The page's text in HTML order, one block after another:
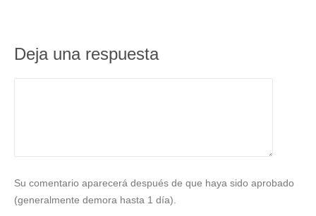
Deja una respuesta
Su comentario aparecerá después de que haya sido aprobado
(generalmente demora hasta 1 día).